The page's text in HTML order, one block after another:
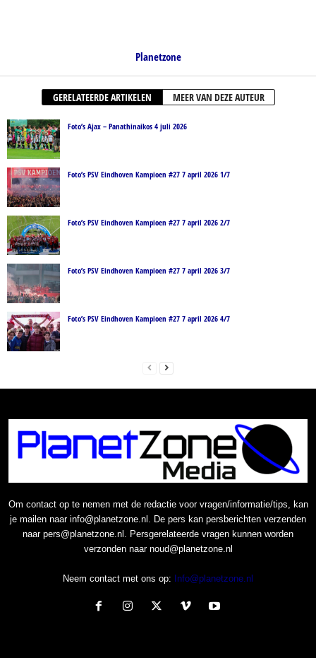
Planetzone
GERELATEERDE ARTIKELEN MEER VAN DEZE AUTEUR
Foto’s Ajax – Panathinaikos 4 juli 2026
Foto’s PSV Eindhoven Kampioen #27 7 april 2026 1/7
Foto’s PSV Eindhoven Kampioen #27 7 april 2026 2/7
Foto’s PSV Eindhoven Kampioen #27 7 april 2026 3/7
Foto’s PSV Eindhoven Kampioen #27 7 april 2026 4/7
Om contact op te nemen met de redactie voor vragen/informatie/tips, kan
je mailen naar info@planetzone.nl. De pers kan persberichten verzenden
naar pers@planetzone.nl. Persgerelateerde vragen kunnen worden
verzonden naar noud@planetzone.nl
Neem contact met ons op: Info@planetzone.nl